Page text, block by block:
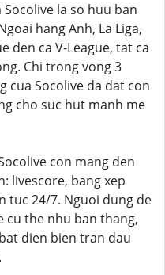
la so huu ban
hang Anh, La Liga,
den ca V-League, tat ca
Chi trong vong 3
cua Socolive da dat con
cho suc hut manh me
con mang den
livescore, bang xep
tuc 24/7. Nguoi dung de
cu the nhu ban thang,
dien bien tran dau